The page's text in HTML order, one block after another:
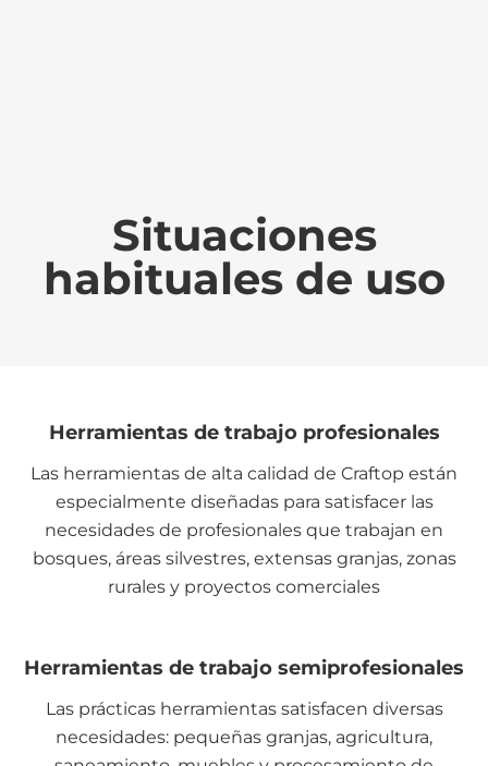
Situaciones
habituales de uso
Herramientas de trabajo profesionales
Las herramientas de alta calidad de Craftop están
especialmente diseñadas para satisfacer las
necesidades de profesionales que trabajan en
bosques, áreas silvestres, extensas granjas, zonas
rurales y proyectos comerciales
Herramientas de trabajo semiprofesionales
Las prácticas herramientas satisfacen diversas
necesidades: pequeñas granjas, agricultura,